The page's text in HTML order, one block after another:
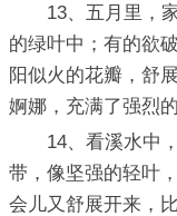
13、五月里，家
的绿叶中；有的欲
阳似火的花瓣，舒
婀娜，充满了强烈的
14、看溪水中，
带，像坚强的轻叶
会儿又舒展开来，